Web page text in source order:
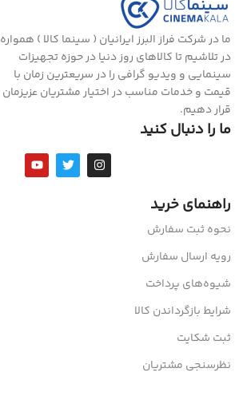
ما در شرکت فراز البرز ایرانیان ( سینما کالا ) همواره
در تلاشیم تا کالاهای روز دنیا در حوزه تجهیزات
سینمایی و ویدیو گرافی را در سریعترین زمان با
قیمت و خدمات مناسب در اختیار مشتریان عزیزمان
قرار دهیم.
ما را دنبال کنید
راهنمای خرید
نحوه ثبت سفارش
رویه ارسال سفارش
شیوه‌های پرداخت
شرایط بازگرداندن کالا
ثبت شکایت
نظرسنجی مشتریان